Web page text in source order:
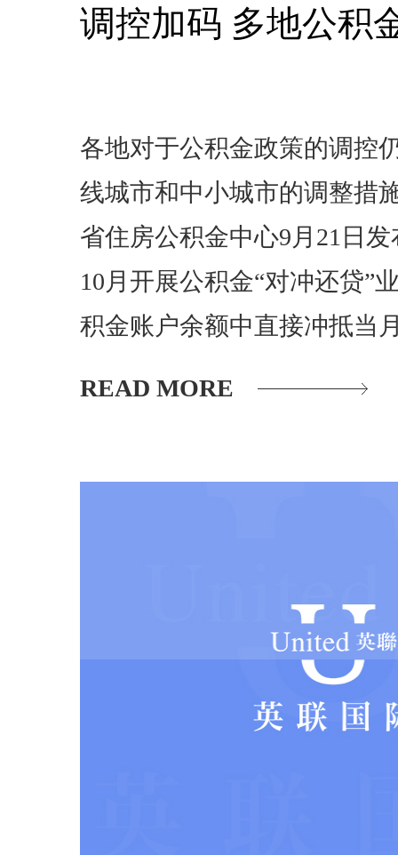
调控加码 多地公积
各地对于公积金政策的调控
线城市和中小城市的调整措
省住房公积金中心9月21日
10月开展公积金“对冲还贷”
积金账户余额中直接冲抵当
READ MORE